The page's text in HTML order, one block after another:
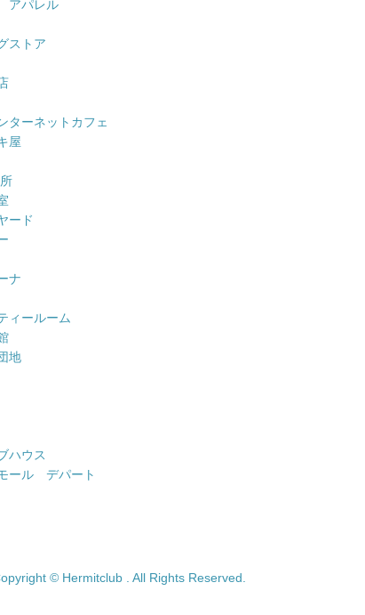
アパレル
ストア
ーネットカフェ
屋
ード
ナ
ィールーム
地
ハウス
ール デパート
© Hermitclub . All Rights Reserved.